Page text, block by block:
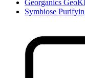
Georganics
Symbiose